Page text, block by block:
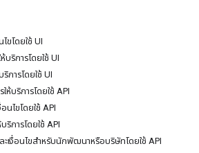
ขโดยใช้ UI
บริการโดยใช้ UI
การโดยใช้ UI
ห้บริการโดยใช้ API
นไขโดยใช้ API
ริการโดยใช้ API
เงื่อนไขสำหรับนักพัฒนาหรือบริษัทโดยใช้ API